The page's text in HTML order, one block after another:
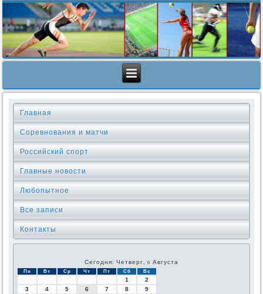
Главная
Соревнования и матчи
Российский спорт
Главные новости
Любопытное
Все записи
Контакты
Сегодня: Четверг, 6 Августа
Пн Вт Ср Чт Пт Сб Вс
1
2
3
4 5 6 7 8
9